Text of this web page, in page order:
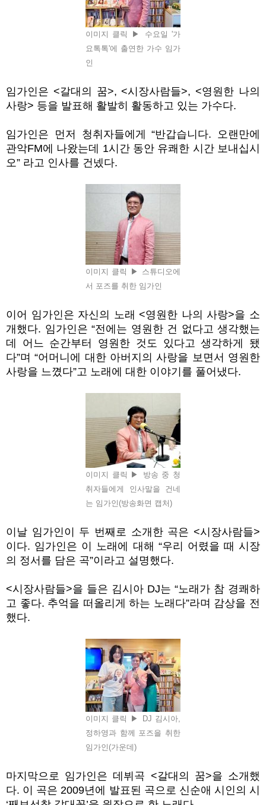
이미지 클릭 ▶ 수요일 '가
요톡톡'에 출연한 가수 임가
인
임가인은 <갈대의 꿈>, <시장사람들>, <영원한 나의
사랑> 등을 발표해 활발히 활동하고 있는 가수다.
임가인은 먼저 청취자들에게“반갑습니다. 오랜만에
관악FM에 나왔는데 1시간 동안 유쾌한 시간 보내십시
오” 라고 인사를 건넸다.
이미지 클릭 ▶ 스튜디오에
서 포즈를 취한 임가인
이어 임가인은 자신의 노래<영원한 나의 사랑>을 소
개했다. 임가인은 “전에는 영원한 건 없다고 생각했는
데 어느 순간부터 영원한 것도 있다고 생각하게 됐
다”며“어머니에 대한 아버지의 사랑을 보면서 영원한
사랑을 느꼈다”고 노래에 대한 이야기를 풀어냈다.
이미지 클릭 ▶ 방송 중 청
취자들에게 인사말을 건네
는 임가인(방송화면 캡처)
이날 임가인이 두 번째로 소개한 곡은 <시장사람들>
이다. 임가인은 이 노래에 대해 “우리 어렸을 때 시장
의 정서를 담은 곡”이라고 설명했다.
<시장사람들>을 들은 김시아 DJ는 “노래가 참 경쾌하
고 좋다. 추억을 떠올리게 하는 노래다”라며 감상을 전
했다.
이미지 클릭 ▶ DJ 김시아,
정하영과 함께 포즈을 취한
임가인(가운데)
마지막으로 임가인은 데뷔곡 <갈대의 꿈>을 소개했
다. 이 곡은2009년에 발표된 곡으로 신순애 시인의 시